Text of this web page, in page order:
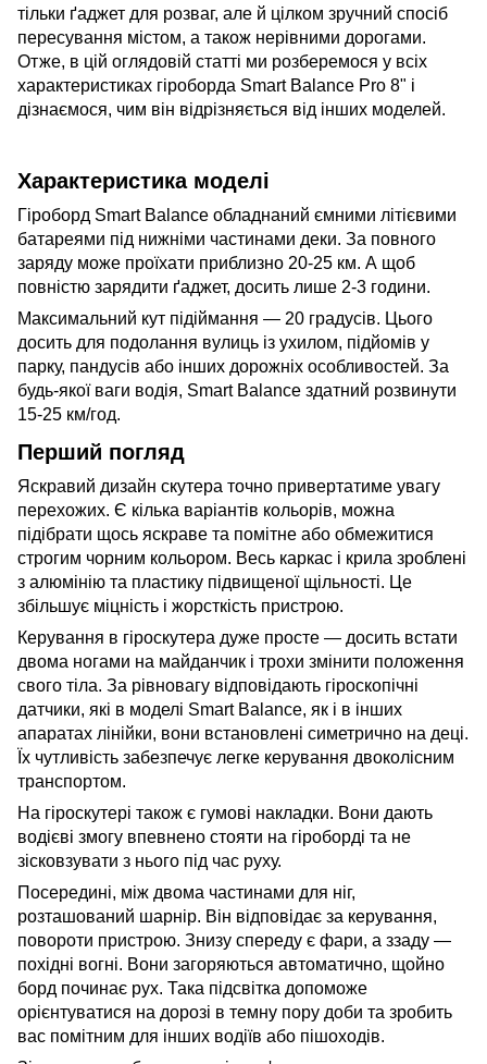
тільки ґаджет для розваг, але й цілком зручний спосіб
пересування містом, а також нерівними дорогами.
Отже, в цій оглядовій статті ми розберемося у всіх
характеристиках гіроборда Smart Balance Pro 8" і
дізнаємося, чим він відрізняється від інших моделей.
Характеристика моделі
Гіроборд Smart Balance обладнаний ємними літієвими
батареями під нижніми частинами деки. За повного
заряду може проїхати приблизно 20-25 км. А щоб
повністю зарядити ґаджет, досить лише 2-3 години.
Максимальний кут підіймання — 20 градусів. Цього
досить для подолання вулиць із ухилом, підйомів у
парку, пандусів або інших дорожніх особливостей. За
будь-якої ваги водія, Smart Balance здатний розвинути
15-25 км/год.
Перший погляд
Яскравий дизайн скутера точно привертатиме увагу
перехожих. Є кілька варіантів кольорів, можна
підібрати щось яскраве та помітне або обмежитися
строгим чорним кольором. Весь каркас і крила зроблені
з алюмінію та пластику підвищеної щільності. Це
збільшує міцність і жорсткість пристрою.
Керування в гіроскутера дуже просте — досить встати
двома ногами на майданчик і трохи змінити положення
свого тіла. За рівновагу відповідають гіроскопічні
датчики, які в моделі Smart Balance, як і в інших
апаратах лінійки, вони встановлені симетрично на деці.
Їх чутливість забезпечує легке керування двоколісним
транспортом.
На гіроскутері також є гумові накладки. Вони дають
водієві змогу впевнено стояти на гіроборді та не
зісковзувати з нього під час руху.
Посередині, між двома частинами для ніг,
розташований шарнір. Він відповідає за керування,
повороти пристрою. Знизу спереду є фари, а ззаду —
похідні вогні. Вони загоряються автоматично, щойно
борд починає рух. Така підсвітка допоможе
орієнтуватися на дорозі в темну пору доби та зробить
вас помітним для інших водіїв або пішоходів.